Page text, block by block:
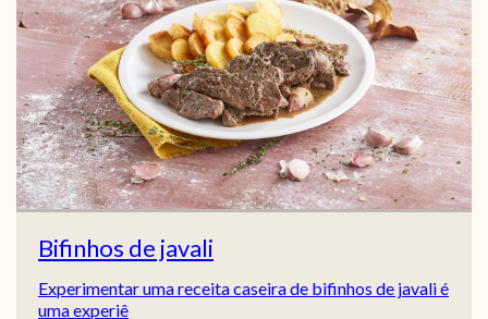
Bifinhos de javali
Experimentar uma receita caseira de bifinhos de javali é
uma experiê